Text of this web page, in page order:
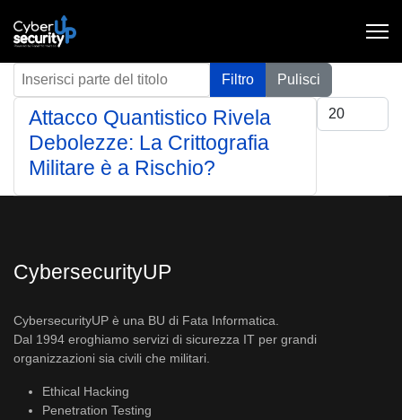
Inserisci parte del titolo Filtro
Pulisci
Visualizza #
Attacco Quantistico Rivela
Debolezze: La Crittografia
Militare è a Rischio?
CybersecurityUP
CybersecurityUP è una BU di Fata Informatica.
Dal 1994 eroghiamo servizi di sicurezza IT per grandi
organizzazioni sia civili che militari.
Ethical Hacking
Penetration Testing